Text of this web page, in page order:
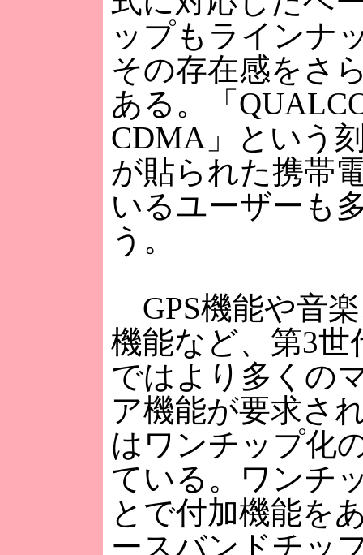
ップもラインナ
その存在感をさ
ある。「
CDMA」という
が貼られた携帯
いるユーザーも
う。
GPS機能や音
機能など、第3世
ではより多くの
ア機能が要求さ
はワンチップ化
ている。ワンチ
とで付加機能を
ースバンドチッ